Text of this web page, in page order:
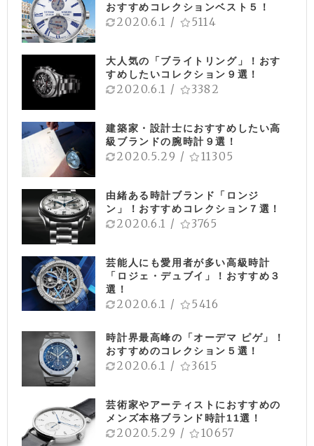
おすすめコレクションベスト５！
2020.6.1 / 5114
大人気の「ブライトリング」！おす
すめしたいコレクション９選！
2020.6.1 / 3382
建築家・設計士におすすめしたい高
級ブランドの腕時計９選！
2020.5.29 / 11305
由緒ある時計ブランド「ロンジ
ン」！おすすめコレクション７選！
2020.6.1 / 3765
芸能人にも愛用者が多い高級時計
「ロジェ・デュブイ」！おすすめ３
選！
2020.6.1 / 5416
時計界最高峰の「オーデマ ピゲ」！
おすすめのコレクション５選！
2020.6.1 / 3615
芸術家やアーティストにおすすめの
メンズ本格ブランド時計11選！
2020.5.29 / 10657